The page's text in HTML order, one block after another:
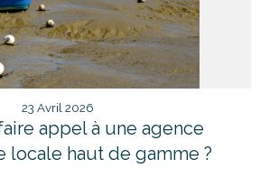
23 Avril 2026
appel à une agence
locale haut de gamme ?